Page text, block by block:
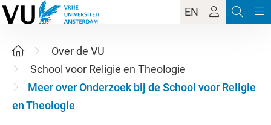
EN
Over de VU
School voor Religie en Theologie
Meer over Onderzoek bij de School voor Religie
en Theologie